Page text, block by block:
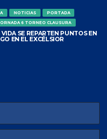
NOTICIAS
PORTADA
6 TORNEO CLAUSURA
SE REPARTEN PUNTOS EN
EN EL EXCÉLSIOR